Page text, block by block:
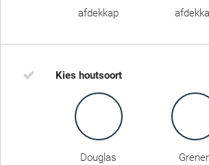
afdekkap
Kies houtsoort
Douglas